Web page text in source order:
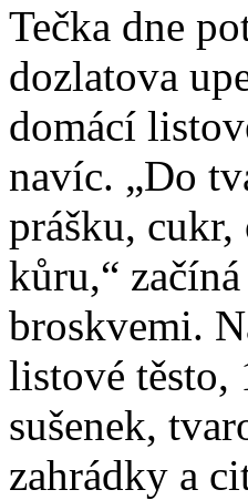
Tečka dne
dozlatova
domácí
navíc. „Do
prášku,
kůru,“
broskvemi.
listové těsto,
sušenek,
zahrádky a